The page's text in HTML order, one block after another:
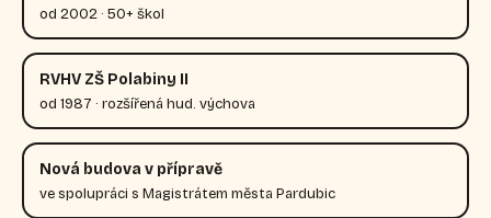
od 2002 · 50+ škol
RVHV ZŠ Polabiny II
od 1987 · rozšířená hud. výchova
Nová budova v přípravě
ve spolupráci s Magistrátem města Pardubic